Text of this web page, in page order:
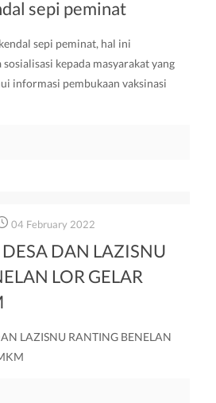
sepi peminat
sepi peminat, hal ini
kepada masyarakat yang
informasi pembukaan vaksinasi
04 February 2022
DAN LAZISNU
LOR GELAR
LAZISNU RANTING BENELAN